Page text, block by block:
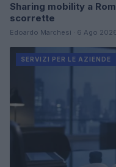
Sharing mobility a
scorrette
Edoardo Marchesi · 6 Ago
SERVIZI PER LE AZIENDE